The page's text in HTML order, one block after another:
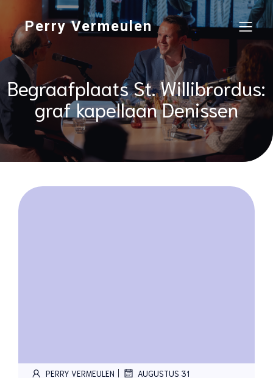
Perry Vermeulen
Begraafplaats St. Willibrordus:
graf kapellaan Denissen
PERRY VERMEULEN | AUGUSTUS 31